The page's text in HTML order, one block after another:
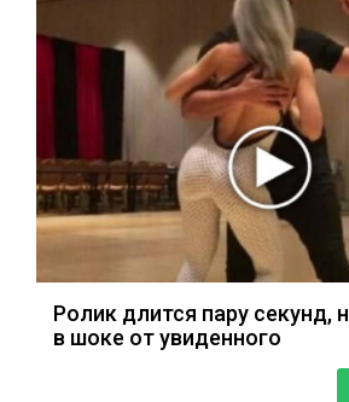
Ролик длится пару секунд,
в шоке от увиденного